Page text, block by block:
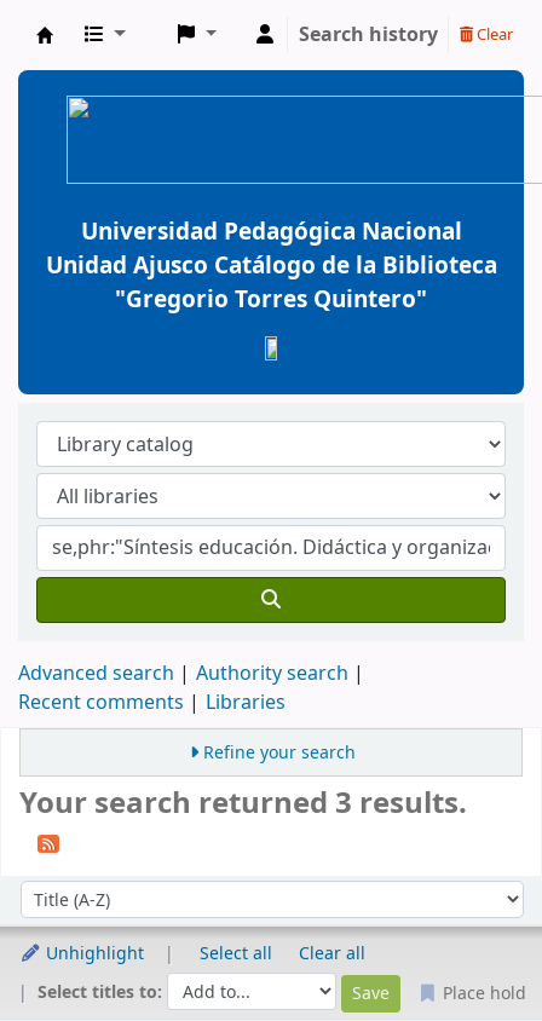
BiblioGTQ
Search history Clear
Universidad Pedagógica Nacional
Unidad Ajusco Catálogo de la Biblioteca
"Gregorio Torres Quintero"
Advanced search
Authority search
Recent comments
Libraries
Refine your search
Your search returned 3 results.
Sort by:
Unhighlight Select all
Clear all
Select titles to:
Place hold